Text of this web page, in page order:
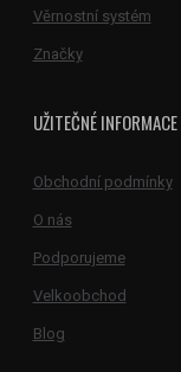
Věrnostní systém
Značky
UŽITEČNÉ INFORMACE
Obchodní podmínky
O nás
Podporujeme
Velkoobchod
Blog